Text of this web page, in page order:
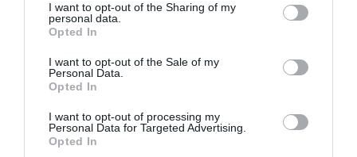
not limited to your visit or usage behaviour. You may click to
grant or deny consent to Google and its third-party tags to
use your data for below specified purposes in below Google
consent section.
I want to opt-out of the Sharing of my
personal data.
Opted In
I want to opt-out of the Sale of my
Personal Data.
Opted In
I want to opt-out of processing my
Personal Data for Targeted Advertising.
Opted In